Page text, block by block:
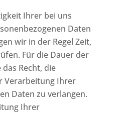
Ihrer bei uns
Daten
wir in der Regel Zeit,
Für die Dauer der
Recht, die
Verarbeitung Ihrer
Daten zu verlangen.
Ihrer